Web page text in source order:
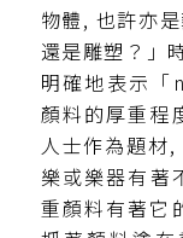
物體, 也許亦
還是雕塑？」
明確地表示
顏料的厚重程
人士作為題材
樂或樂器有著
重顏料有著它